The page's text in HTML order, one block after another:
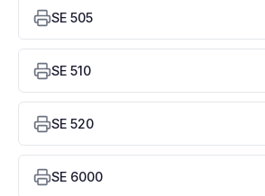
SE 505
SE 510
SE 520
SE 6000